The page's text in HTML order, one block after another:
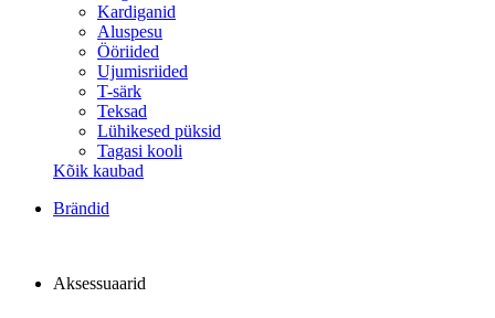
Kardiganid
Aluspesu
Ööriided
Ujumisriided
T-särk
Teksad
Lühikesed püksid
Tagasi kooli
Kõik kaubad
Brändid
Aksessuaarid